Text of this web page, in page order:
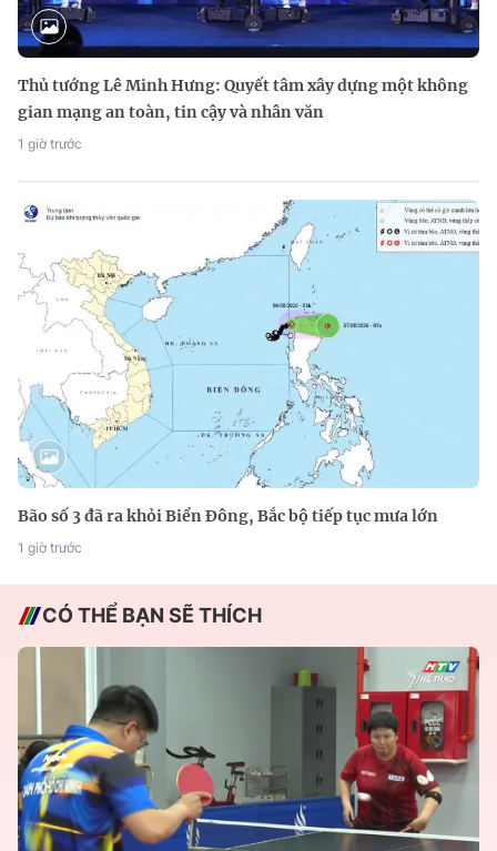
Thủ tướng Lê Minh Hưng: Quyết tâm xây dựng một không
gian mạng an toàn, tin cậy và nhân văn
1 giờ trước
Bão số 3 đã ra khỏi Biển Đông, Bắc bộ tiếp tục mưa lớn
1 giờ trước
CÓ THỂ BẠN SẼ THÍCH